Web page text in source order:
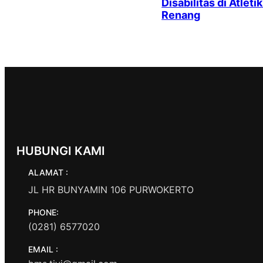
Disabilitas di
Renang
HUBUNGI KAMI
ALAMAT :
JL HR BUNYAMIN 106 PURWOKERTO
PHONE:
(0281) 6577020
EMAIL :